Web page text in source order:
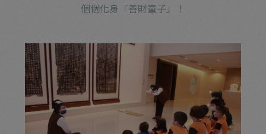
個個化身「善財童子」！